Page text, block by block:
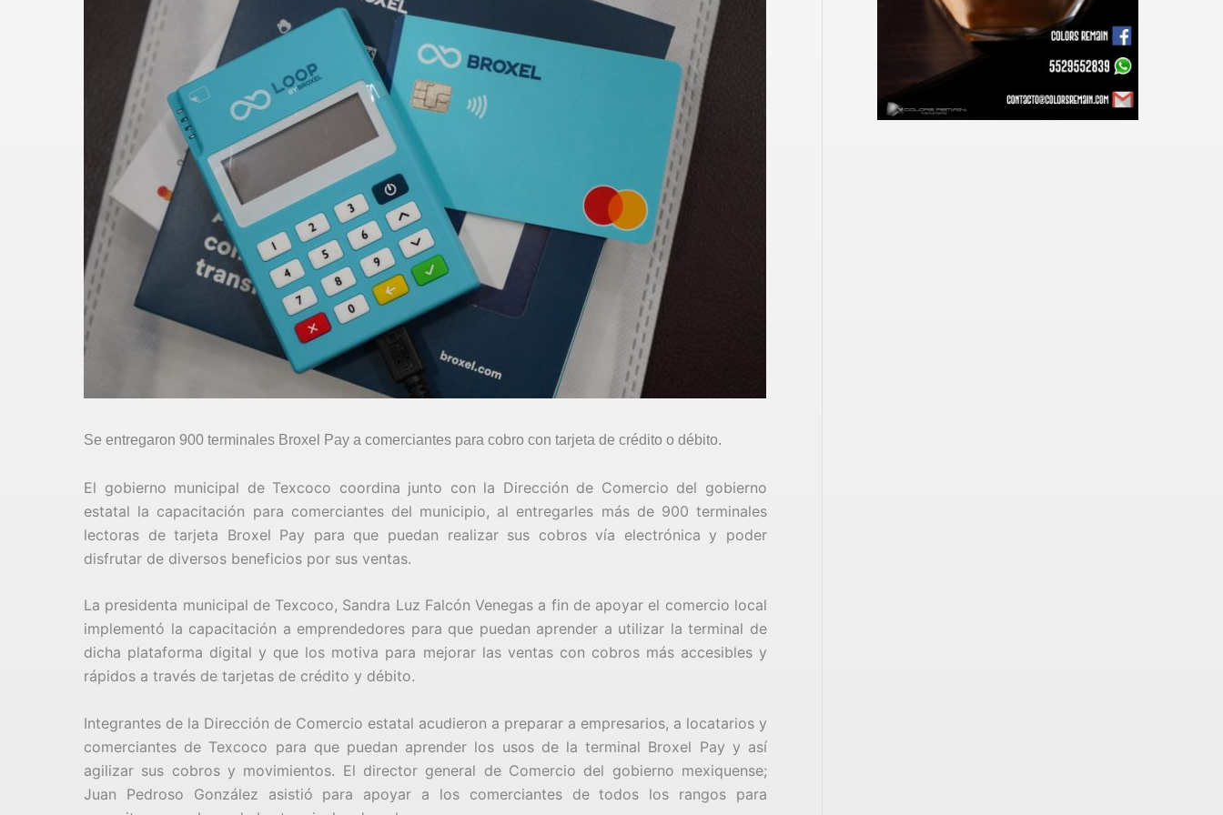
Se entregaron 900 terminales Broxel Pay a comerciantes para cobro con tarjeta de crédito o débito.
El gobierno municipal de Texcoco coordina junto con la Dirección de Comercio del gobierno
estatal la capacitación para comerciantes del municipio, al entregarles más de 900 terminales
lectoras de tarjeta Broxel Pay para que puedan realizar sus cobros vía electrónica y poder
disfrutar de diversos beneficios por sus ventas.
La presidenta municipal de Texcoco, Sandra Luz Falcón Venegas a fin de apoyar el comercio local
implementó la capacitación a emprendedores para que puedan aprender a utilizar la terminal de
dicha plataforma digital y que los motiva para mejorar las ventas con cobros más accesibles y
rápidos a través de tarjetas de crédito y débito.
Integrantes de la Dirección de Comercio estatal acudieron a preparar a empresarios, a locatarios y
comerciantes de Texcoco para que puedan aprender los usos de la terminal Broxel Pay y así
agilizar sus cobros y movimientos. El director general de Comercio del gobierno mexiquense;
Juan Pedroso González asistió para apoyar a los comerciantes de todos los rangos para